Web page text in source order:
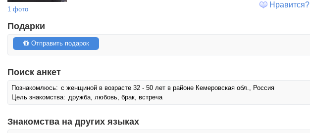
1 фото
Нравится?
Подарки
Отправить подарок
Поиск анкет
Познакомлюсь: с женщиной в возрасте 32 - 50 лет в районе Кемеровская обл., Россия
Цель знакомства: дружба, любовь, брак, встреча
Знакомства на других языках